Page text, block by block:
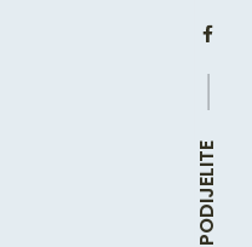
PODIJELITE